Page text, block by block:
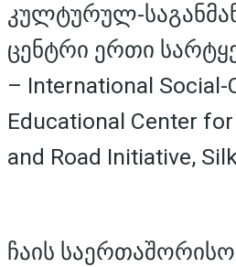
კულტურულ-
ცენტრი ერთი
– International Social-
Educational Center for
and Road Initiative,
ჩაის